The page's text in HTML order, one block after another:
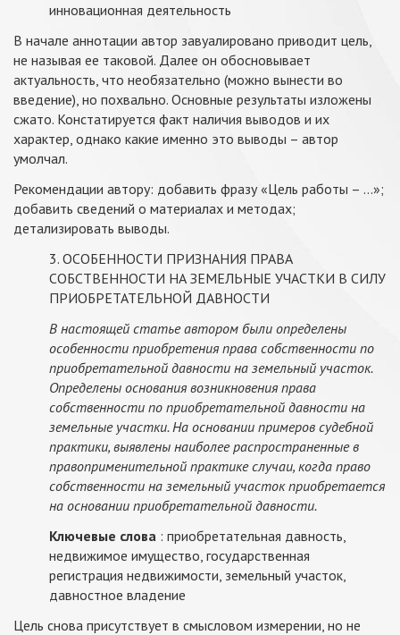
инновационная деятельность
В начале аннотации автор завуалировано приводит цель,
не называя ее таковой. Далее он обосновывает
актуальность, что необязательно (можно вынести во
введение), но похвально. Основные результаты изложены
сжато. Констатируется факт наличия выводов и их
характер, однако какие именно это выводы – автор
умолчал.
Рекомендации автору: добавить фразу «Цель работы – …»;
добавить сведений о материалах и методах;
детализировать выводы.
3. ОСОБЕННОСТИ ПРИЗНАНИЯ ПРАВА
СОБСТВЕННОСТИ НА ЗЕМЕЛЬНЫЕ УЧАСТКИ В СИЛУ
ПРИОБРЕТАТЕЛЬНОЙ ДАВНОСТИ
В настоящей статье автором были определены
особенности приобретения права собственности по
приобретательной давности на земельный участок.
Определены основания возникновения права
собственности по приобретательной давности на
земельные участки. На основании примеров судебной
практики, выявлены наиболее распространенные в
правоприменительной практике случаи, когда право
собственности на земельный участок приобретается
на основании приобретательной давности.
Ключевые слова : приобретательная давность,
недвижимое имущество, государственная
регистрация недвижимости, земельный участок,
давностное владение
Цель снова присутствует в смысловом измерении, но не